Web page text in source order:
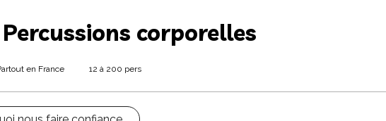
corporelles
en France 12 à 200 pers